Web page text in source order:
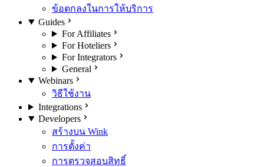
ข้อตกลงในการให้บริการ
Guides
For Affiliates
For Hoteliers
For Integrators
General
Webinars
วิธีใช้งาน
Integrations
Developers
สร้างบน Wink
การตั้งค่า
การตรวจสอบสิทธิ์